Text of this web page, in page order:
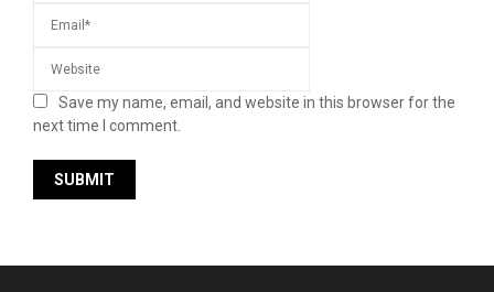
Save my name, email, and website in this browser for the
next time I comment.